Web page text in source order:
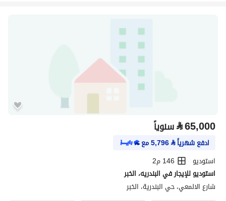
⃁65,000 سنوياً
ادفع شهرياً⃁
5,796مع
استوديو
146 م2
استوديو للإيجار في البندريه، الخبر
شارع الالمعي، حي البندرية، الخبر